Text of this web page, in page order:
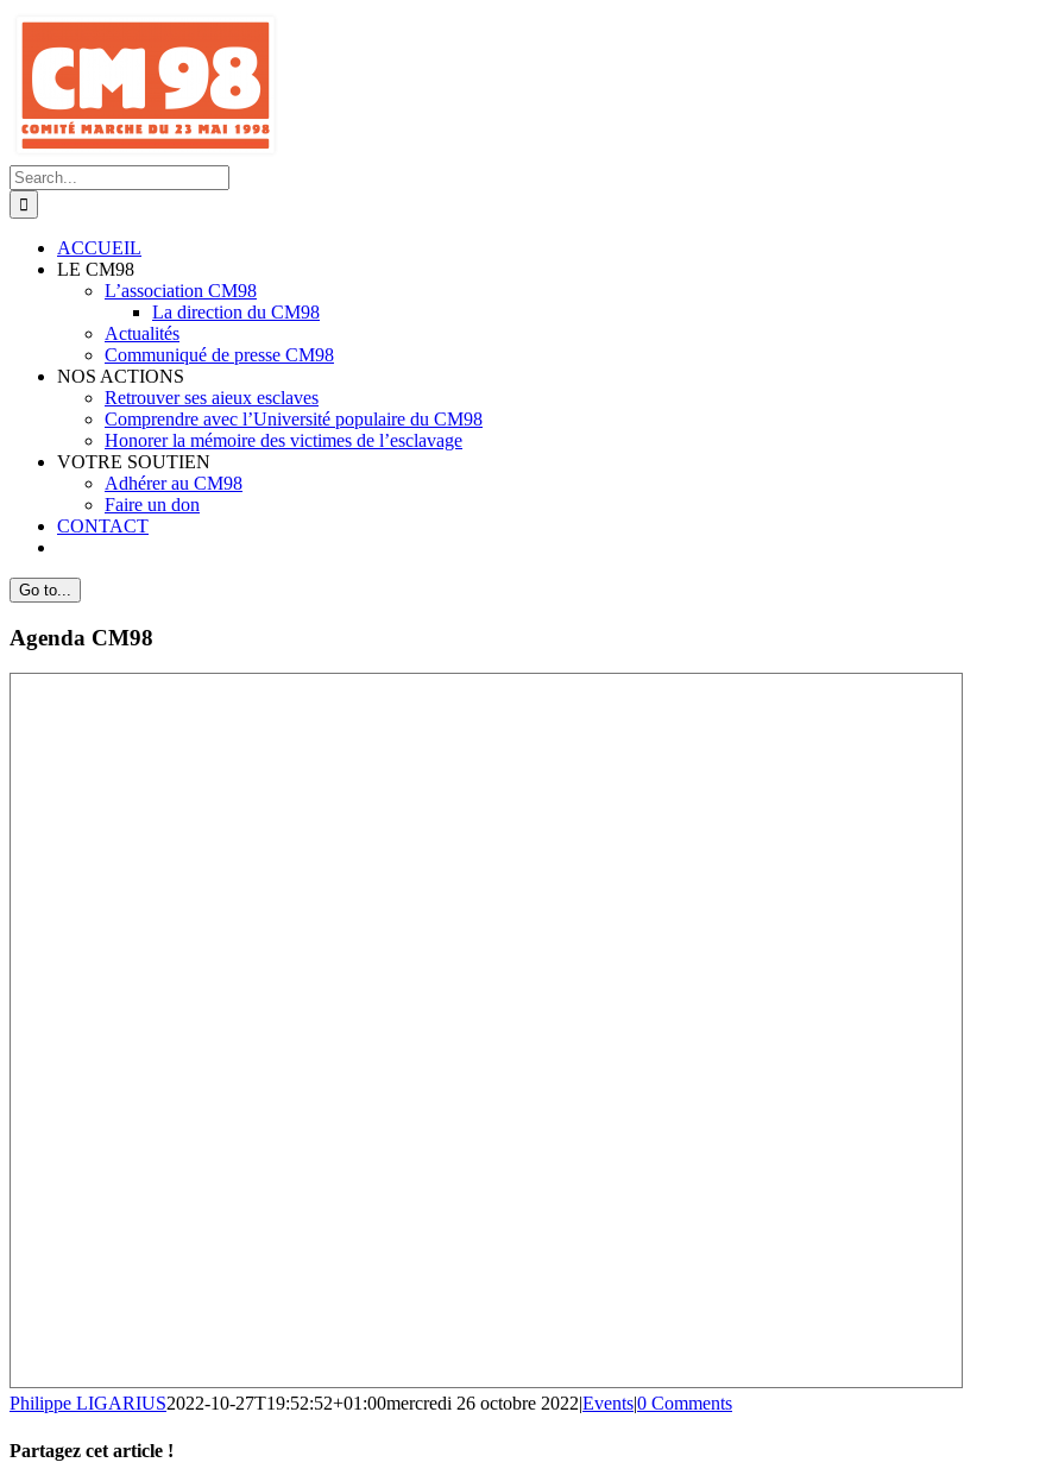
Skip
content
Search
for:
ACCUEIL
LE CM98
L’association CM98
La direction du CM98
Actualités
Communiqué de presse CM98
NOS ACTIONS
Retrouver ses aieux esclaves
Comprendre avec l’Université populaire du CM98
Honorer la mémoire des victimes de l’esclavage
VOTRE SOUTIEN
Adhérer au CM98
Faire un don
CONTACT
Go to...
Agenda CM98
Philippe LIGARIUS2022-10-27T19:52:52+01:00mercredi 26 octobre 2022|Events|0 Comments
Partagez cet article !